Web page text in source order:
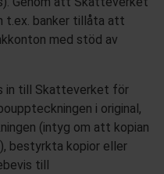
t.ex. banker tillåta att
konton med stöd av
in till Skatteverket för
i original,
(intyg om att kopian
bestyrkta kopior eller
till